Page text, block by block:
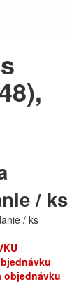
/ ks
/ ks
objednávku